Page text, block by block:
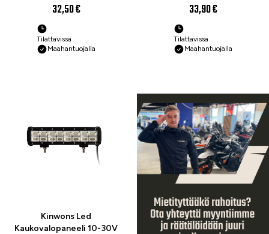
32,50 €
Tilattavissa
Maahantuojalla
33,90 €
Tilattavissa
Maahantuojalla
Kinwons Led
Kaukovalopaneeli 10-30V